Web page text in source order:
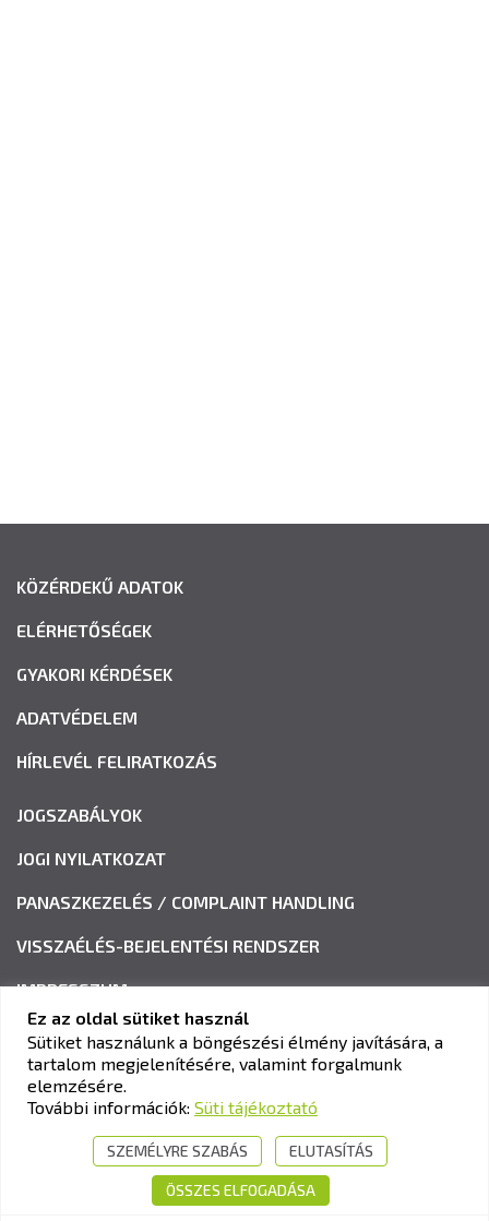
KÖZÉRDEKŰ ADATOK
ELÉRHETŐSÉGEK
GYAKORI KÉRDÉSEK
ADATVÉDELEM
HÍRLEVÉL FELIRATKOZÁS
JOGSZABÁLYOK
JOGI NYILATKOZAT
PANASZKEZELÉS / COMPLAINT HANDLING
VISSZAÉLÉS-BEJELENTÉSI RENDSZER
IMPRESSZUM
KAV KÖZLEKEDÉSI ALKALMASSÁGI ÉS VIZSGAKÖZPONT
Cím:1033 Budapest, Polgár utca 8-10.
+36-1-510-0101
info@kavk.hu
Ez az oldal sütiket használ
Sütiket használunk a böngészési élmény javítására, a
tartalom megjelenítésére, valamint forgalmunk
elemzésére.
További információk: Süti tájékoztató
SZEMÉLYRE SZABÁS ELUTASÍTÁS
ÖSSZES ELFOGADÁSA